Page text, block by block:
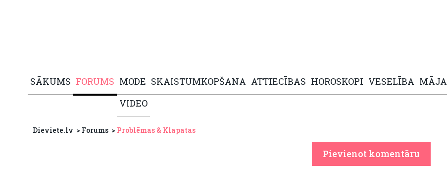
SĀKUMS FORUMS MODE SKAISTUMKOPŠANA ATTIECĪBAS HOROSKOPI VESELĪBA MĀJA
VIDEO
Dieviete.lv Forums Problēmas & Klapatas
Pievienot komentāru